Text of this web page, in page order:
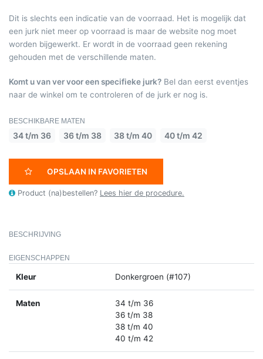
Dit is slechts een indicatie van de voorraad. Het is mogelijk dat
een jurk niet meer op voorraad is maar de website nog moet
worden bijgewerkt. Er wordt in de voorraad geen rekening
gehouden met de verschillende maten.
Komt u van ver voor een specifieke jurk? Bel dan eerst eventjes
naar de winkel om te controleren of de jurk er nog is.
BESCHIKBARE MATEN
34 t/m 36 36 t/m 38 38 t/m 40 40 t/m 42
OPSLAAN IN FAVORIETEN
Product (na)bestellen? Lees hier de procedure.
BESCHRIJVING
EIGENSCHAPPEN
Kleur Donkergroen (#107)
Maten
34 t/m 36
36 t/m 38
38 t/m 40
40 t/m 42